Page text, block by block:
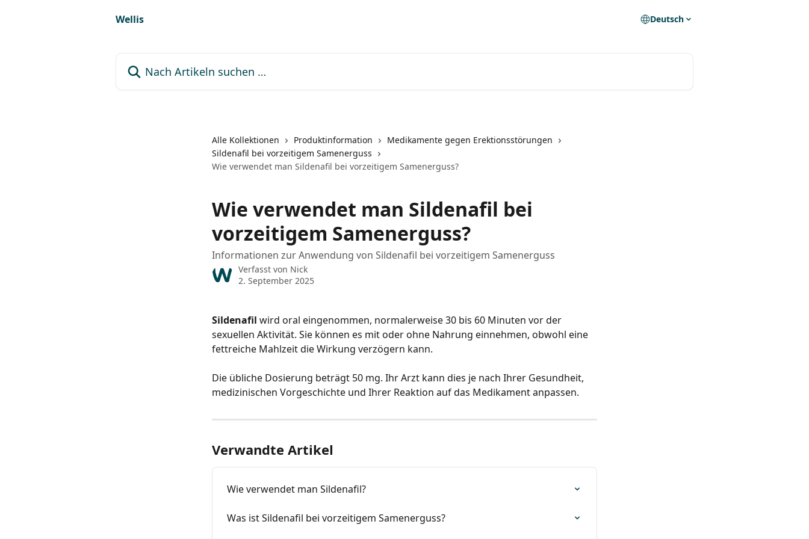
Wellis
Deutsch
Alle Kollektionen Produktinformation
Medikamente gegen Erektionsstörungen
Sildenafil bei vorzeitigem Samenerguss
Wie verwendet man Sildenafil bei vorzeitigem Samenerguss?
Wie verwendet man Sildenafil bei
vorzeitigem Samenerguss?
Informationen zur Anwendung von Sildenafil bei vorzeitigem Samenerguss
Verfasst von Nick
2. September 2025
Sildenafil wird oral eingenommen, normalerweise 30 bis 60 Minuten vor der
sexuellen Aktivität. Sie können es mit oder ohne Nahrung einnehmen, obwohl eine
fettreiche Mahlzeit die Wirkung verzögern kann.
Die übliche Dosierung beträgt 50 mg. Ihr Arzt kann dies je nach Ihrer Gesundheit,
medizinischen Vorgeschichte und Ihrer Reaktion auf das Medikament anpassen.
Verwandte Artikel
Wie verwendet man Sildenafil?
Was ist Sildenafil bei vorzeitigem Samenerguss?